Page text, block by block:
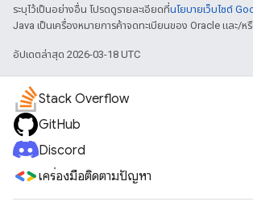
ระบุไว้เป็นอย่างอื่น โปรดดูรายละเอียดที่นโยบายเว็บไซต์
Java เป็นเครื่องหมายการค้าจดทะเบียนของ Oracle และ/ห
อัปเดตล่าสุด 2026-03-18 UTC
Stack Overflow
GitHub
Discord
เครื่องมือติดตามปัญหา